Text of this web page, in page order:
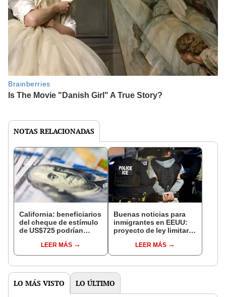
NOTAS RELACIONADAS
California: beneficiarios
del cheque de estímulo
de US$725 podrían
razonesLEER MÁS
Buenas noticias para
inmigrantes en EEUU:
proyecto de ley limitaría
autoridades locales con
ICE en este estado
LEER MÁS
LO MÁS VISTO LO ÚLTIMO